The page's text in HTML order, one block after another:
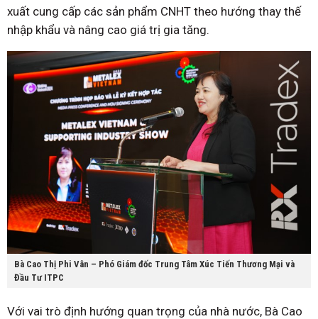
xuất cung cấp các sản phẩm CNHT theo hướng thay thế
nhập khẩu và nâng cao giá trị gia tăng.
Bà Cao Thị Phi Vân – Phó Giám đốc Trung Tâm Xúc Tiến Thương Mại và
Đầu Tư ITPC
Với vai trò định hướng quan trọng của nhà nước, Bà Cao